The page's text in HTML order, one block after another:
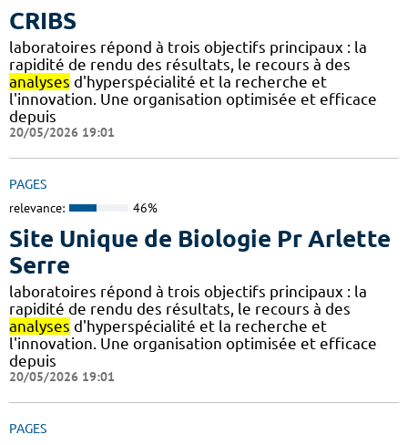
CRIBS
laboratoires répond à trois objectifs principaux : la
rapidité de rendu des résultats, le recours à des
analyses d'hyperspécialité et la recherche et
l'innovation. Une organisation optimisée et efficace
depuis
20/05/2026 19:01
PAGES
relevance: 46%
Site Unique de Biologie Pr Arlette
Serre
laboratoires répond à trois objectifs principaux : la
rapidité de rendu des résultats, le recours à des
analyses d'hyperspécialité et la recherche et
l'innovation. Une organisation optimisée et efficace
depuis
20/05/2026 19:01
PAGES